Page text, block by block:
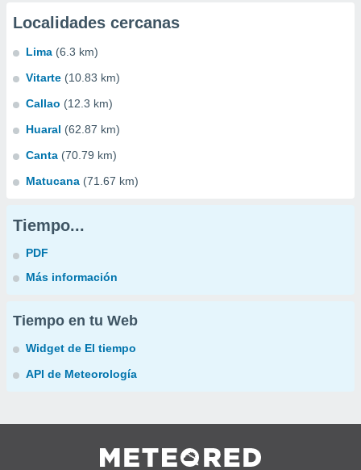
Localidades cercanas
Lima (6.3 km)
Vitarte (10.83 km)
Callao (12.3 km)
Huaral (62.87 km)
Canta (70.79 km)
Matucana (71.67 km)
Tiempo...
PDF
Más información
Tiempo en tu Web
Widget de El tiempo
API de Meteorología